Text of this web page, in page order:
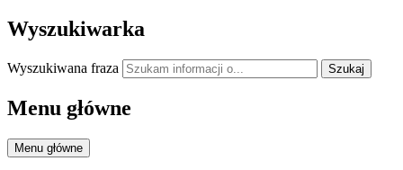
Wyszukiwarka
Wyszukiwana fraza Szukaj
Menu główne
Menu główne